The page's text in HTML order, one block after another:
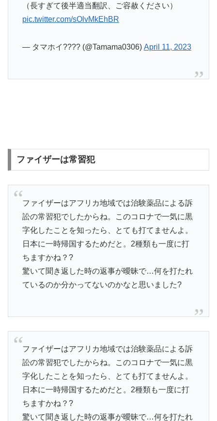
（長すぎて後半適当翻訳、ご容赦ください）
pic.twitter.com/sOlvMkEhBR
— タマホイ???? (@Tamama0306) April 11, 2023
ファイザーは常習犯
ファイザーはアフリカ地域では治験薬品による訴
訟の常習犯でしたからね。このコロナで一気に黒
字化したことを知ったら、とても打てませんよ。
日本に一時帰国するためだと。2種類も一度に打
ちますかね？?
驚いて聞き返した時の返事が曖昧で…何を打たれ
ているのか分かってないのかなと思いました?
ファイザーはアフリカ地域では治験薬品による訴
訟の常習犯でしたからね。このコロナで一気に黒
字化したことを知ったら、とても打てませんよ。
日本に一時帰国するためだと。2種類も一度に打
ちますかね？?
驚いて聞き返した時の返事が曖昧で…何を打たれ